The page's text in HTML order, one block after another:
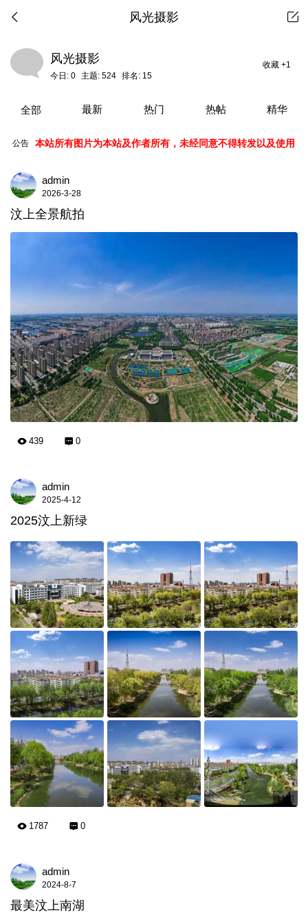
风光摄影
收藏 +1
风光摄影
今日: 0 主题: 524 排名: 15
全部 最新 热门 热帖 精华
公告 本站所有图片为本站及作者所有，未经同意不得转发以及使用
admin
2026-3-28
汶上全景航拍
439 0
admin
2025-4-12
2025汶上新绿
11图
1787 0
admin
2024-8-7
最美汶上南湖